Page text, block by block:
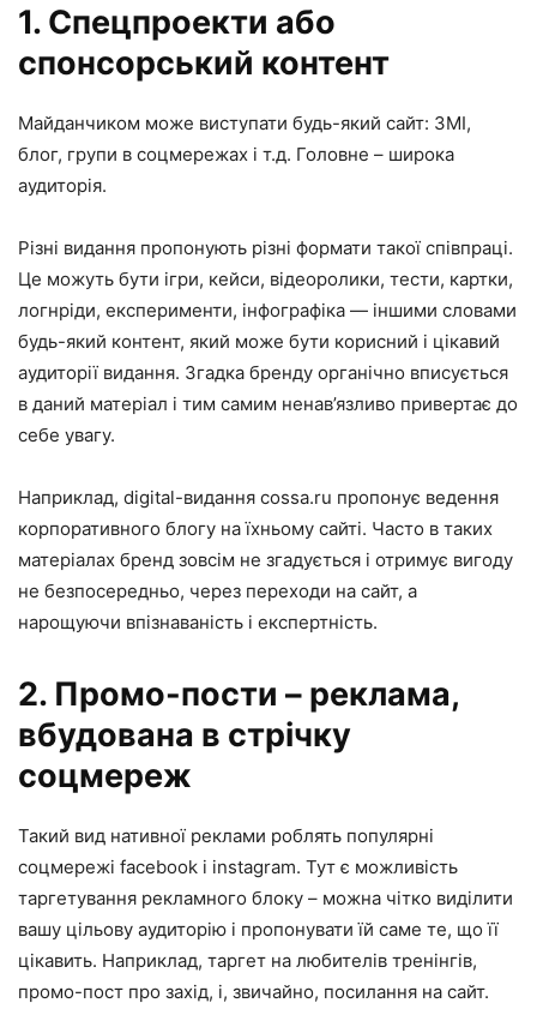
1. Спецпроекти або
спонсорський контент
Майданчиком може виступати будь-який сайт: ЗМІ,
блог, групи в соцмережах і т.д. Головне – широка
аудиторія.
Різні видання пропонують різні формати такої співпраці.
Це можуть бути ігри, кейси, відеоролики, тести, картки,
логнріди, експерименти, інфографіка — іншими словами
будь-який контент, який може бути корисний і цікавий
аудиторії видання. Згадка бренду органічно вписується
в даний матеріал і тим самим ненав’язливо привертає до
себе увагу.
Наприклад, digital-видання cossa.ru пропонує ведення
корпоративного блогу на їхньому сайті. Часто в таких
матеріалах бренд зовсім не згадується і отримує вигоду
не безпосередньо, через переходи на сайт, а
нарощуючи впізнаваність і експертність.
2. Промо-пости – реклама,
вбудована в стрічку
соцмереж
Такий вид нативної реклами роблять популярні
соцмережі facebook і instagram. Тут є можливість
таргетування рекламного блоку – можна чітко виділити
вашу цільову аудиторію і пропонувати їй саме те, що її
цікавить. Наприклад, таргет на любителів тренінгів,
промо-пост про захід, і, звичайно, посилання на сайт.